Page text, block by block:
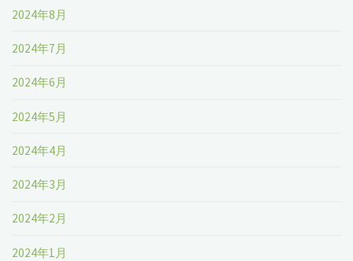
2024年8月
2024年7月
2024年6月
2024年5月
2024年4月
2024年3月
2024年2月
2024年1月